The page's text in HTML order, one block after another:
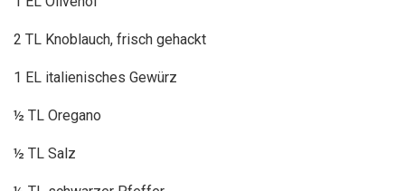
2 TL Knoblauch, frisch gehackt
1 EL italienisches Gewürz
½ TL Oregano
½ TL Salz